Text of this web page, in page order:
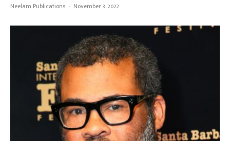
Neelam Publications · November 3, 2022